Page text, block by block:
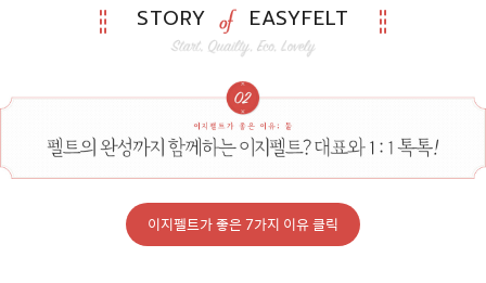
STORY EASYFELT
이지펠트가 좋은 7가지 이유 클릭